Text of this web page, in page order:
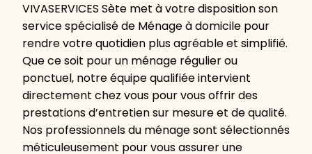
VIVASERVICES Sète met à votre disposition son
service spécialisé de Ménage à domicile pour
rendre votre quotidien plus agréable et simplifié.
Que ce soit pour un ménage régulier ou
ponctuel, notre équipe qualifiée intervient
directement chez vous pour vous offrir des
prestations d’entretien sur mesure et de qualité.
Nos professionnels du ménage sont sélectionnés
méticuleusement pour vous assurer une